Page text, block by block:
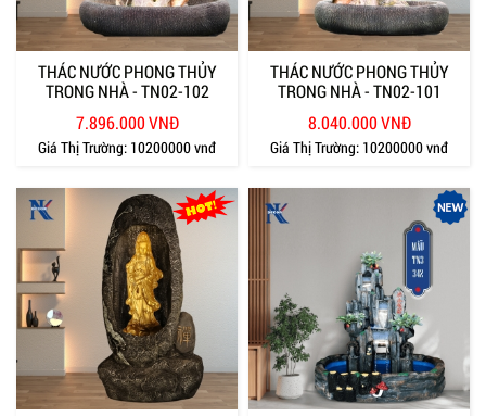
THÁC NƯỚC PHONG THỦY
TRONG NHÀ - TN02-102
7.896.000 VNĐ
Giá Thị Trường: 10200000 vnđ
THÁC NƯỚC PHONG THỦY
TRONG NHÀ - TN02-101
8.040.000 VNĐ
Giá Thị Trường: 10200000 vnđ